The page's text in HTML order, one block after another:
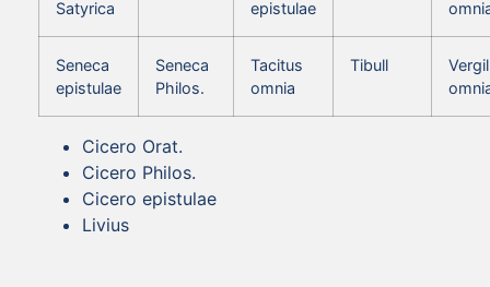
Satyrica
epistulae
Seneca
epistulae
Seneca
Philos.
Tacitus
omnia
Tibull
Vergil
Cicero Orat.
Cicero Philos.
Cicero epistulae
Livius